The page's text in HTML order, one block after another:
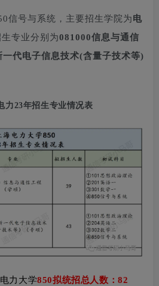
信号与系统，主要招生学院为电
生专业分别为081000信息与通信
代电子信息技术(含量子技术等)
力23年招生专业情况表
力大学850拟统招总人数：82